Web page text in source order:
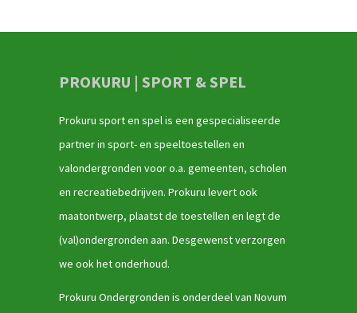
PROKURU | SPORT & SPEL
Prokuru sport en spel is een gespecialiseerde
partner in sport- en speeltoestellen en
valondergronden voor o.a. gemeenten, scholen
en recreatiebedrijven. Prokuru levert ook
maatontwerp, plaatst de toestellen en legt de
(val)ondergronden aan. Desgewenst verzorgen
we ook het onderhoud.
Prokuru Ondergronden is onderdeel van Novum